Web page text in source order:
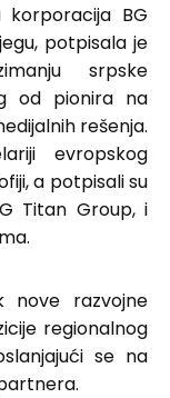
korporacija BG
potpisala je
srpske
od pionira na
rešenja.
evropskog
a potpisali su
Titan Group, i
nove razvojne
regionalnog
se na